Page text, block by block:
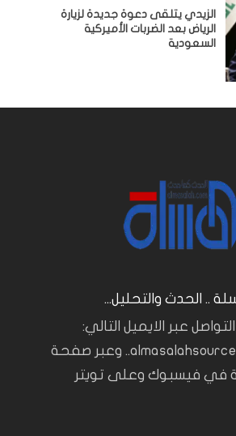
الزيدي يتلقى دعوة جديدة لزيارة
الرياض بعد الضربات الأميركية
السعودية
.. الحدث والتحليل...
عبر الايميل التالي:
almasalahsources@gmail.com.. وعبر صفحة
في فيسبوك وعلى تويتر